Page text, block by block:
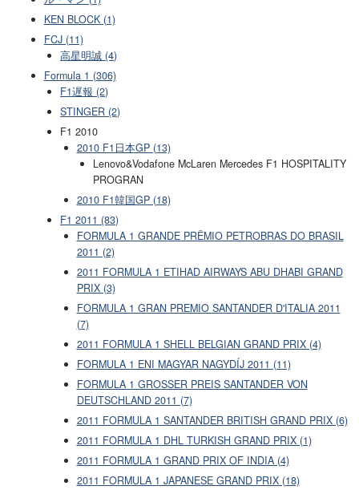
KEN BLOCK (1)
FCJ (11)
高星明誠 (4)
Formula 1 (306)
F1遅報 (2)
STINGER (2)
F1 2010
2010 F1日本GP (13)
Lenovo&Vodafone McLaren Mercedes F1 HOSPITALITY
PROGRAN
2010 F1韓国GP (18)
F1 2011 (83)
FORMULA 1 GRANDE PRÊMIO PETROBRAS DO BRASIL
2011 (2)
2011 FORMULA 1 ETIHAD AIRWAYS ABU DHABI GRAND
PRIX (3)
FORMULA 1 GRAN PREMIO SANTANDER D'ITALIA 2011
(7)
2011 FORMULA 1 SHELL BELGIAN GRAND PRIX (4)
FORMULA 1 ENI MAGYAR NAGYDÍJ 2011 (11)
FORMULA 1 GROSSER PREIS SANTANDER VON
DEUTSCHLAND 2011 (7)
2011 FORMULA 1 SANTANDER BRITISH GRAND PRIX (6)
2011 FORMULA 1 DHL TURKISH GRAND PRIX (1)
2011 FORMULA 1 GRAND PRIX OF INDIA (4)
2011 FORMULA 1 JAPANESE GRAND PRIX (18)